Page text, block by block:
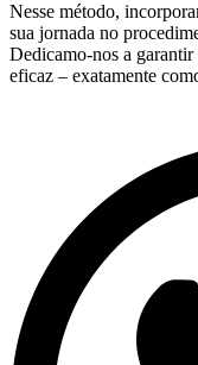
Nesse método,
sua jornada no
Dedicamo-nos a
eficaz – exatamente